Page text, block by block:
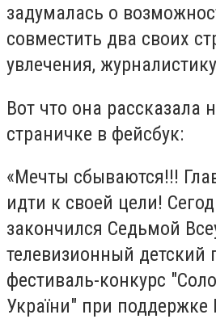
задумалась о
совместить два своих
увлечения,
Вот что она рассказала
страничке в фейсбук:
«Мечты сбываются!!!
идти к своей цели!
закончился Седьмой
телевизионный детский
фестиваль-конкурс
України" при поддержке